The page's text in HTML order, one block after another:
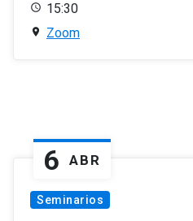
15:30
Zoom
6 ABR
Seminarios